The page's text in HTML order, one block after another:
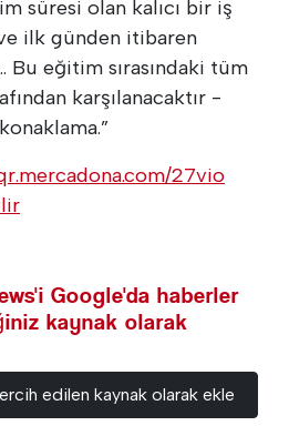
süresi olan kalıcı bir iş
ilk günden itibaren
Bu eğitim sırasındaki tüm
karşılanacaktır -
27vio
Google'da haberler
kaynak olarak
edilen kaynak olarak ekle